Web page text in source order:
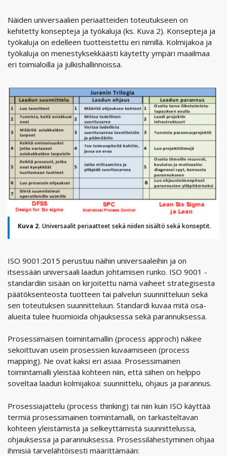
Näiden universaalien periaatteiden toteutukseen on
kehitetty konsepteja ja työkaluja (ks. Kuva 2). Konsepteja ja
työkaluja on edelleen tuotteistettu eri nimillä. Kolmijakoa ja
työkaluja on menestyksekkäästi käytetty ympäri maailmaa
eri toimialoilla ja julkishallinnoissa.
Kuva 2. Universaalit periaatteet sekä niiden sisältö sekä konseptit.
ISO 9001:2015 perustuu näihin universaaleihin ja on
itsessään universaali laadun johtamisen runko. ISO 9001 -
standardiin sisään on kirjoitettu nämä vaiheet strategisesta
päätöksenteosta tuotteen tai palvelun suunnitteluun sekä
sen toteutuksen suunnitteluun. Standardi kuvaa mitä osa-
alueita tulee huomioida ohjauksessa sekä parannuksessa.
Prosessimaisen toimintamallin (process approch) näkee
sekoittuvan usein prosessien kuvaamiseen (process
mapping). Ne ovat kaksi eri asiaa. Prosessimainen
toimintamalli yleistää kohteen niin, että siihen on helppo
soveltaa laadun kolmijakoa: suunnittelu, ohjaus ja parannus.
Prosessiajattelu (process thinking) tai niin kuin ISO käyttää
termiä prosessimainen toimintamalli, on tarkasteltavan
kohteen yleistämistä ja selkeyttämistä suunnittelussa,
ohjauksessa ja parannuksessa. Prosessilähestyminen ohjaa
ihmisiä tarvelähtöisesti määrittämään: